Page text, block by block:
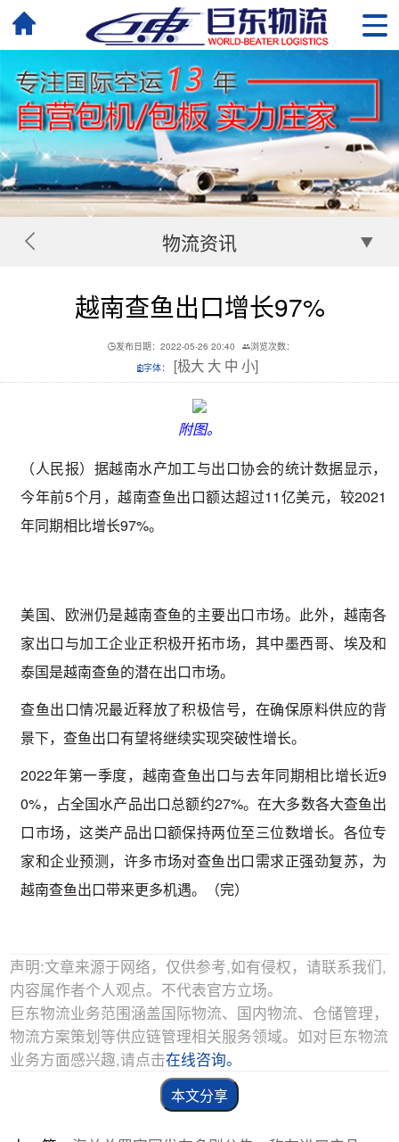
物流资讯
越南查鱼出口增长97%
发布日期：2022-05-26 20:40
浏览次数：
字体：
[极大 大 中 小]
附图。
（人民报）据越南水产加工与出口协会的统计数据显示，
今年前5个月，越南查鱼出口额达超过11亿美元，较2021
年同期相比增长97%。
美国、欧洲仍是越南查鱼的主要出口市场。此外，越南各
家出口与加工企业正积极开拓市场，其中墨西哥、埃及和
泰国是越南查鱼的潜在出口市场。
查鱼出口情况最近释放了积极信号，在确保原料供应的背
景下，查鱼出口有望将继续实现突破性增长。
2022年第一季度，越南查鱼出口与去年同期相比增长近9
0%，占全国水产品出口总额约27%。在大多数各大查鱼出
口市场，这类产品出口额保持两位至三位数增长。各位专
家和企业预测，许多市场对查鱼出口需求正强劲复苏，为
越南查鱼出口带来更多机遇。（完）
声明:文章来源于网络，仅供参考,如有侵权，请联系我们,
内容属作者个人观点。不代表官方立场。
巨东物流业务范围涵盖国际物流、国内物流、仓储管理，
物流方案策划等供应链管理相关服务领域。如对巨东物流
业务方面感兴趣,请点击在线咨询。
本文分享